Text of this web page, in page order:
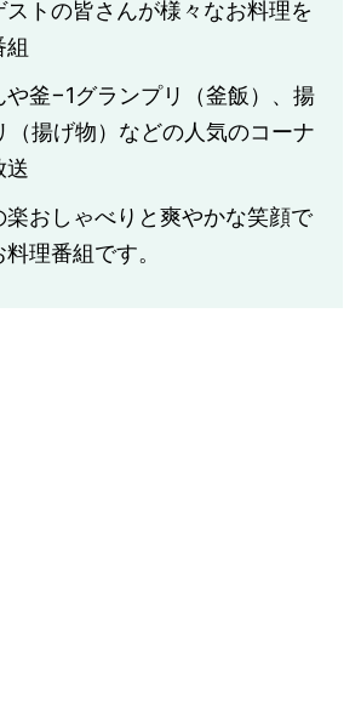
トの皆さんが様々なお料理を
組
釜−1グランプリ（釜飯）、揚
（揚げ物）などの人気のコーナ
送
おしゃべりと爽やかな笑顔で
理番組です。